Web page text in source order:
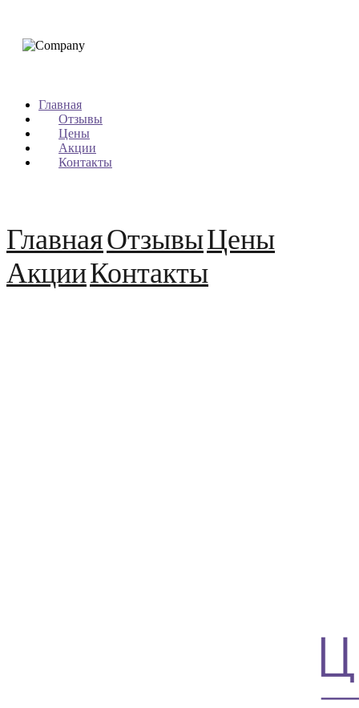
Главная
Отзывы
Цены
Акции
Контакты
ГлавнаяОтзывыЦены
АкцииКонтакты